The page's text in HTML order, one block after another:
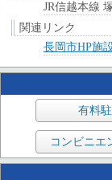
JR信越本線
関連リンク
長岡市HP施
有料
コンビニエ